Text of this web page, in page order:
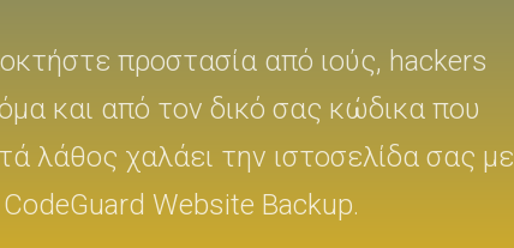
προστασία από ιούς, hackers
και από τον δικό σας κώδικα που
λάθος χαλάει την ιστοσελίδα σας με
Website Backup.